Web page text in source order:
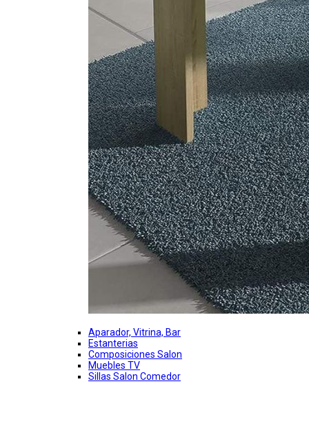
Aparador, Vitrina, Bar
Estanterias
Composiciones Salon
Muebles TV
Sillas Salon Comedor